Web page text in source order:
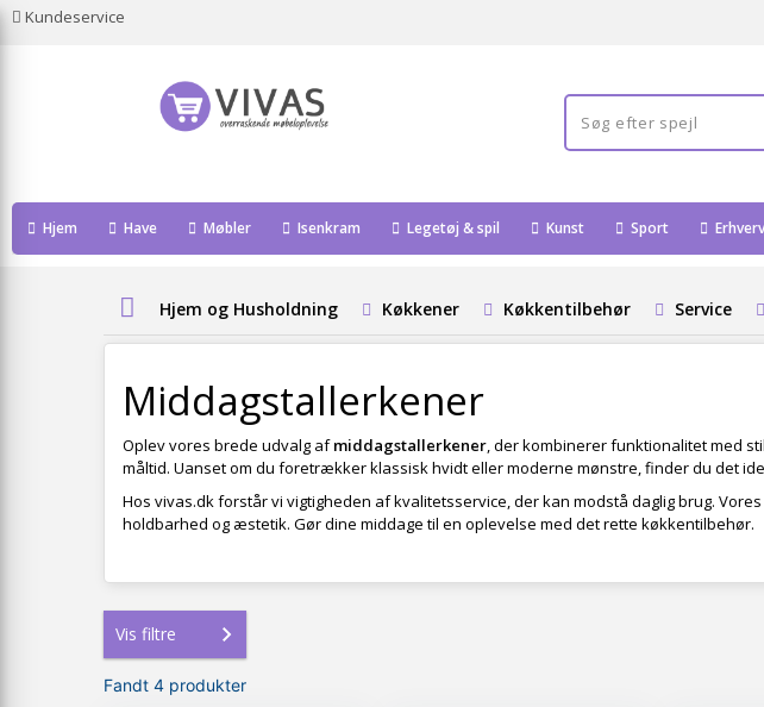
Kundeservice
Hjem Have Møbler Isenkram Legetøj & spil Kunst Sport Erhverv
Hjem og Husholdning Køkkener Køkkentilbehør Service
Middagstallerkener
Oplev vores brede udvalg afmiddagstallerkener, der kombinerer funktionalitet med
måltid. Uanset om du foretrækker klassisk hvidt eller moderne mønstre, finder du det
Hos vivas.dk forstår vi vigtigheden af kvalitetsservice, der kan modstå daglig brug. Vores
holdbarhed og æstetik. Gør dine middage til en oplevelse med det rette køkkentilbehør.
Vis filtre
Fandt 4 produkter